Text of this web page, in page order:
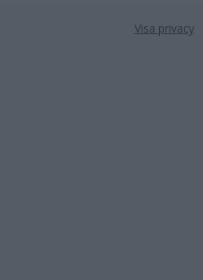
Visa privacy